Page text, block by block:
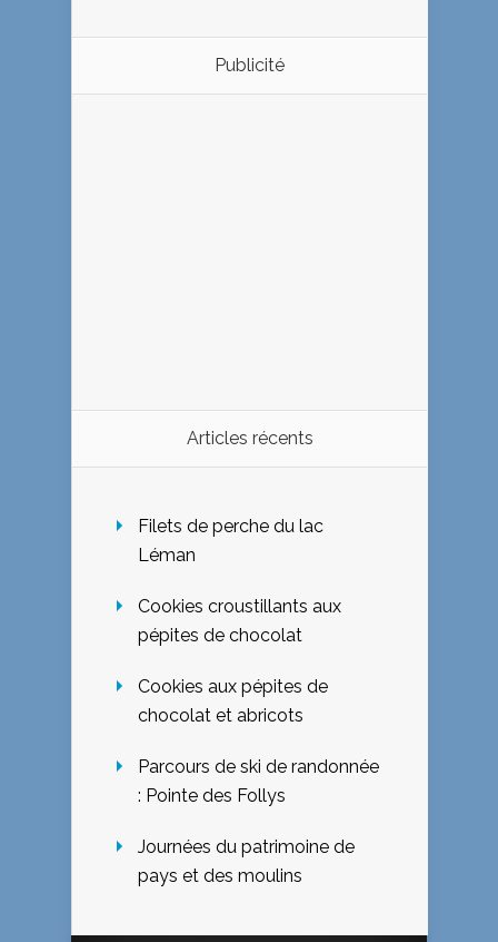
Publicité
Articles récents
Filets de perche du lac
Léman
Cookies croustillants aux
pépites de chocolat
Cookies aux pépites de
chocolat et abricots
Parcours de ski de randonnée
: Pointe des Follys
Journées du patrimoine de
pays et des moulins